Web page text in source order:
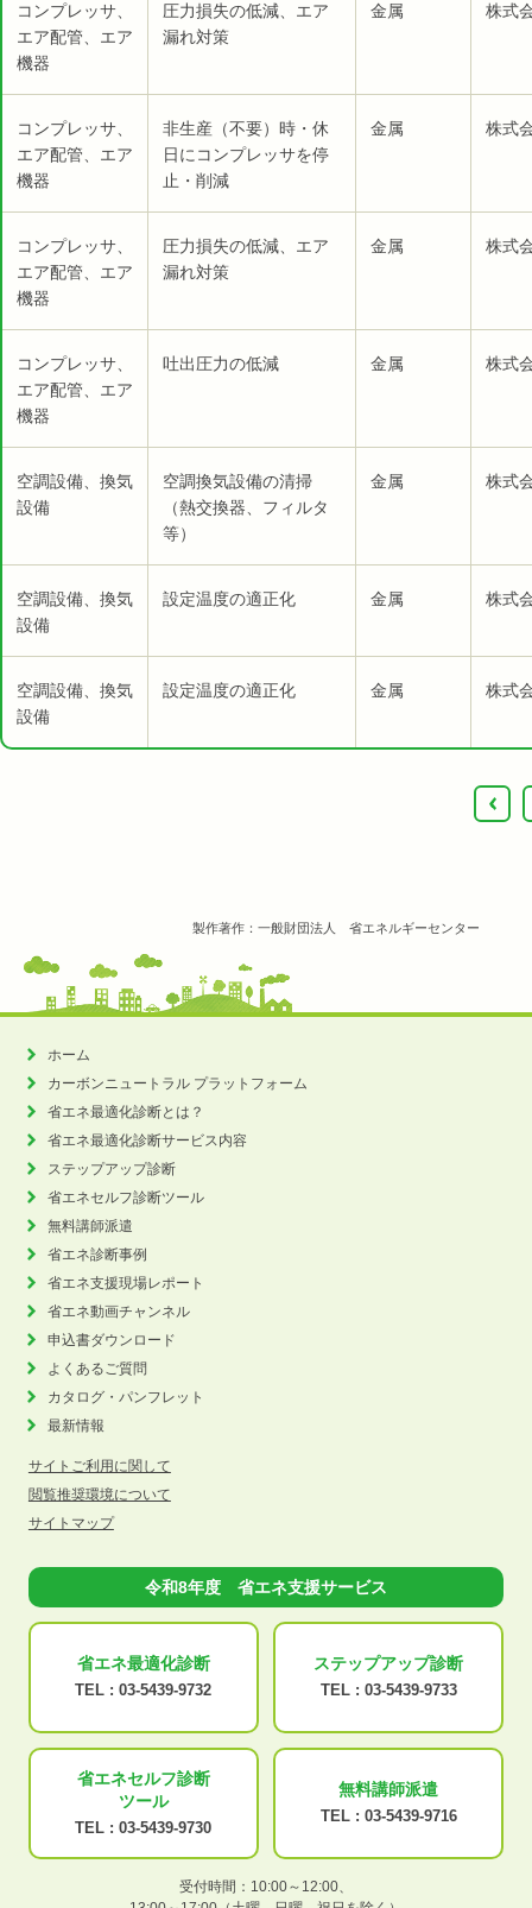
コンプレッサ、
エア配管、エア
機器
圧力損失の低減、エア
漏れ対策
金属 株式
コンプレッサ、
エア配管、エア
機器
非生産（不要）時・休
日にコンプレッサを停
止・削減
金属 株式
コンプレッサ、
エア配管、エア
機器
圧力損失の低減、エア
漏れ対策
金属 株式
コンプレッサ、
エア配管、エア
機器
吐出圧力の低減 金属 株式
空調設備、換気
設備
空調換気設備の清掃
（熱交換器、フィルタ
等）
金属 株式
空調設備、換気
設備
設定温度の適正化 金属 株式
空調設備、換気
設備
設定温度の適正化 金属 株式
‹
製作著作：一般財団法人 省エネルギーセンター
ホーム
カーボンニュートラル プラットフォーム
省エネ最適化診断とは？
省エネ最適化診断サービス内容
ステップアップ診断
省エネセルフ診断ツール
無料講師派遣
省エネ診断事例
省エネ支援現場レポート
省エネ動画チャンネル
申込書ダウンロード
よくあるご質問
カタログ・パンフレット
最新情報
サイトご利用に関して
閲覧推奨環境について
サイトマップ
令和8年度 省エネ支援サービス
省エネ最適化診断
TEL : 03-5439-9732
ステップアップ診断
TEL : 03-5439-9733
省エネセルフ診断
ツール
TEL : 03-5439-9730
無料講師派遣
TEL : 03-5439-9716
受付時間：10:00～12:00、